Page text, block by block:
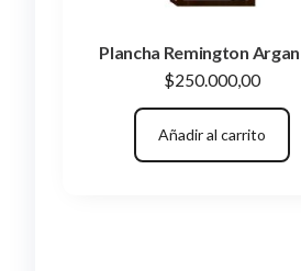
Plancha Remington
$250.000,00
Añadir al carrito